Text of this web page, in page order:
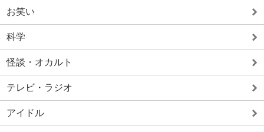
お笑い
科学
怪談・オカルト
テレビ・ラジオ
アイドル